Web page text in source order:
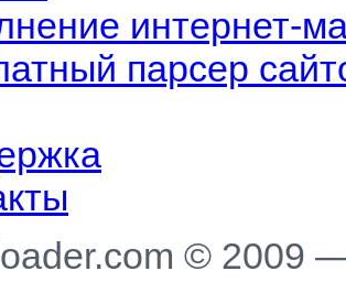
интернет-
парсер
© 2009